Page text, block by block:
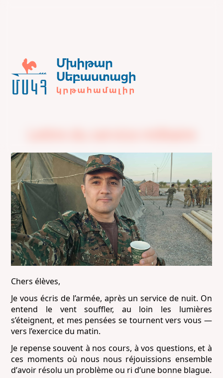
Chers élèves,
Je vous écris de l’armée, après un service de nuit. On
entend le vent souffler, au loin les lumières
s’éteignent, et mes pensées se tournent vers vous —
vers l’exercice du matin.
Je repense souvent à nos cours, à vos questions, et à
ces moments où nous nous réjouissions ensemble
d’avoir résolu un problème ou ri d’une bonne blague.